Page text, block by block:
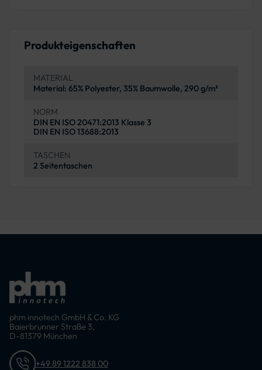
Produkteigenschaften
MATERIAL
Material: 65% Polyester, 35% Baumwolle, 290 g/m²
NORM
DIN EN ISO 20471:2013 Klasse 3
DIN EN ISO 13688:2013
TASCHEN
2 Seitentaschen
phm innotech GmbH & Co. KG
Baierbrunner Straße 3,
D-81379 München
+49 89 1222 838 00